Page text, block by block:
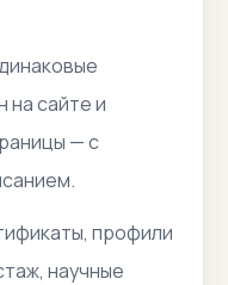
на сайте и
— с
профили
научные